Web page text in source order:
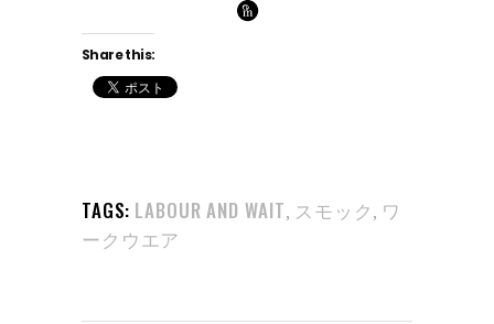
Share this:
TAGS: LABOUR AND WAIT, スモック , ワ
ークウエア